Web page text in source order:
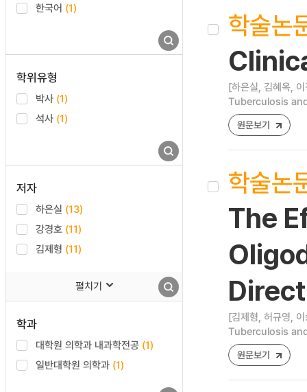
한국어 (1)
학위유형
박사 (1)
석사 (1)
저자
하은실 (13)
강경호 (11)
김제형 (11)
펼치기
학과
대학원 의학과 내과학전공 (1)
일반대학원 의학과 (1)
학술논
[하은실, 김혜옥,
Tuberculosis
원문보기
학술논
The
[김제형, 허규영,
Tuberculosis
원문보기